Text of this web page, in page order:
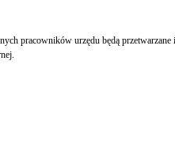
pracowników urzędu będą